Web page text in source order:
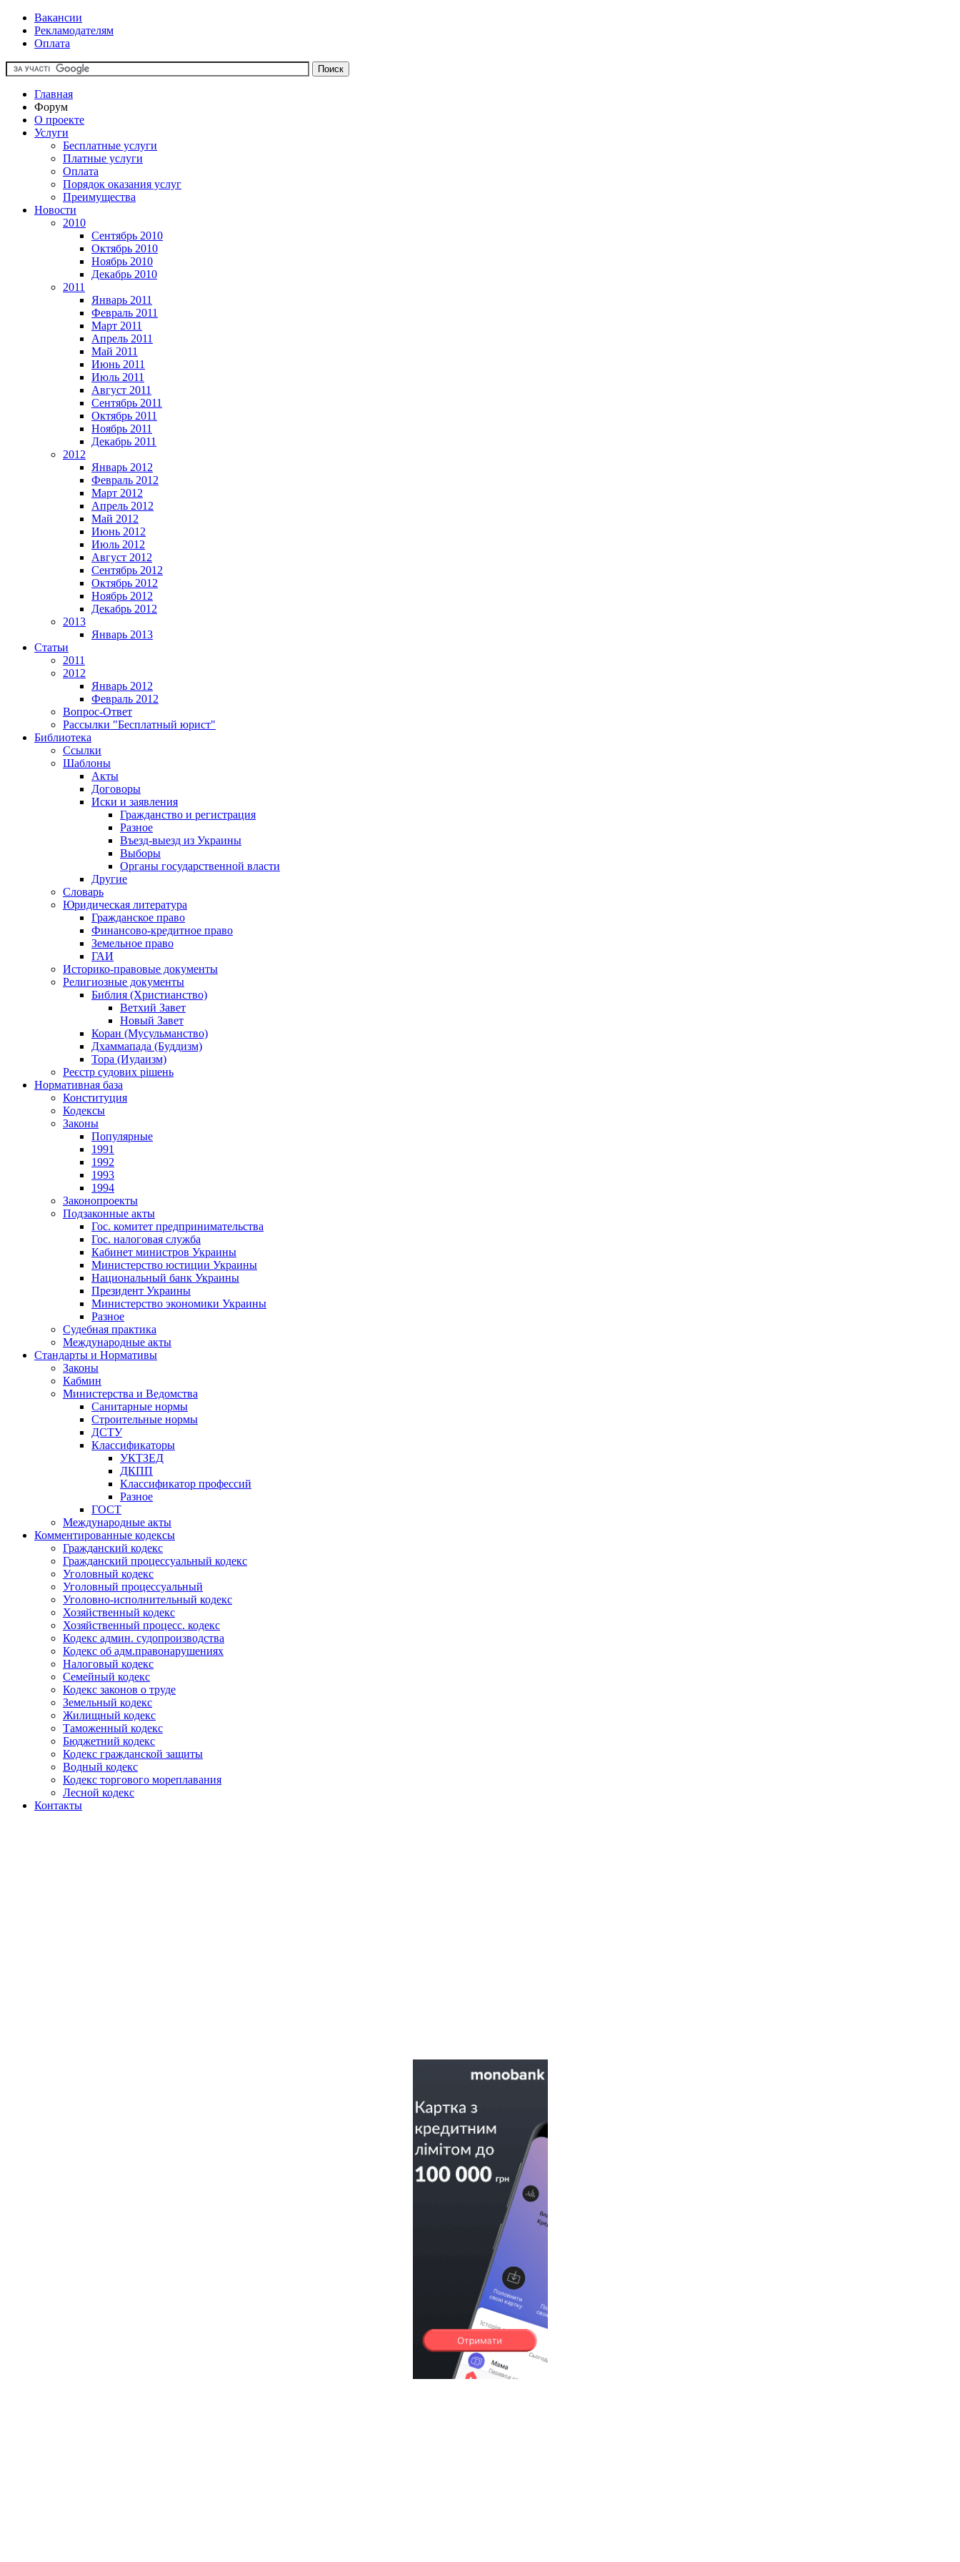
Вакансии
Рекламодателям
Оплата
Главная
Форум
О проекте
Услуги
Бесплатные услуги
Платные услуги
Оплата
Порядок оказания услуг
Преимущества
Новости
2010
Сентябрь 2010
Октябрь 2010
Ноябрь 2010
Декабрь 2010
2011
Январь 2011
Февраль 2011
Март 2011
Апрель 2011
Май 2011
Июнь 2011
Июль 2011
Август 2011
Сентябрь 2011
Октябрь 2011
Ноябрь 2011
Декабрь 2011
2012
Январь 2012
Февраль 2012
Март 2012
Апрель 2012
Май 2012
Июнь 2012
Июль 2012
Август 2012
Сентябрь 2012
Октябрь 2012
Ноябрь 2012
Декабрь 2012
2013
Январь 2013
Статьи
2011
2012
Январь 2012
Февраль 2012
Вопрос-Ответ
Рассылки "Бесплатный юрист"
Библиотека
Ссылки
Шаблоны
Акты
Договоры
Иски и заявления
Гражданство и регистрация
Разное
Въезд-выезд из Украины
Выборы
Органы государственной власти
Другие
Словарь
Юридическая литература
Гражданское право
Финансово-кредитное право
Земельное право
ГАИ
Историко-правовые документы
Религиозные документы
Библия (Христианство)
Ветхий Завет
Новый Завет
Коран (Мусульманство)
Дхаммапада (Буддизм)
Тора (Иудаизм)
Реєстр судових рішень
Нормативная база
Конституция
Кодексы
Законы
Популярные
1991
1992
1993
1994
Законопроекты
Подзаконные акты
Гос. комитет предпринимательства
Гос. налоговая служба
Кабинет министров Украины
Министерство юстиции Украины
Национальный банк Украины
Президент Украины
Министерство экономики Украины
Разное
Судебная практика
Международные акты
Стандарты и Нормативы
Законы
Кабмин
Министерства и Ведомства
Санитарные нормы
Строительные нормы
ДСТУ
Классификаторы
УКТЗЕД
ДКПП
Классификатор профессий
Разное
ГОСТ
Международные акты
Комментированные кодексы
Гражданский кодекс
Гражданский процессуальный кодекс
Уголовный кодекс
Уголовный процессуальный
Уголовно-исполнительный кодекс
Хозяйственный кодекс
Хозяйственный процесс. кодекс
Кодекс админ. судопроизводства
Кодекс об адм.правонарушениях
Налоговый кодекс
Семейный кодекс
Кодекс законов о труде
Земельный кодекс
Жилищный кодекс
Таможенный кодекс
Бюджетний кодекс
Кодекс гражданской защиты
Водный кодекс
Кодекс торгового мореплавания
Лесной кодекс
Контакты